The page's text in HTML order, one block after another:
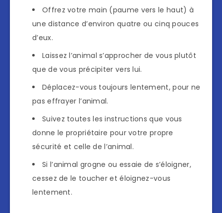
Offrez votre main (paume vers le haut) à
une distance d’environ quatre ou cinq pouces
d’eux.
Laissez l’animal s’approcher de vous plutôt
que de vous précipiter vers lui.
Déplacez-vous toujours lentement, pour ne
pas effrayer l’animal.
Suivez toutes les instructions que vous
donne le propriétaire pour votre propre
sécurité et celle de l’animal.
Si l’animal grogne ou essaie de s’éloigner,
cessez de le toucher et éloignez-vous
lentement.